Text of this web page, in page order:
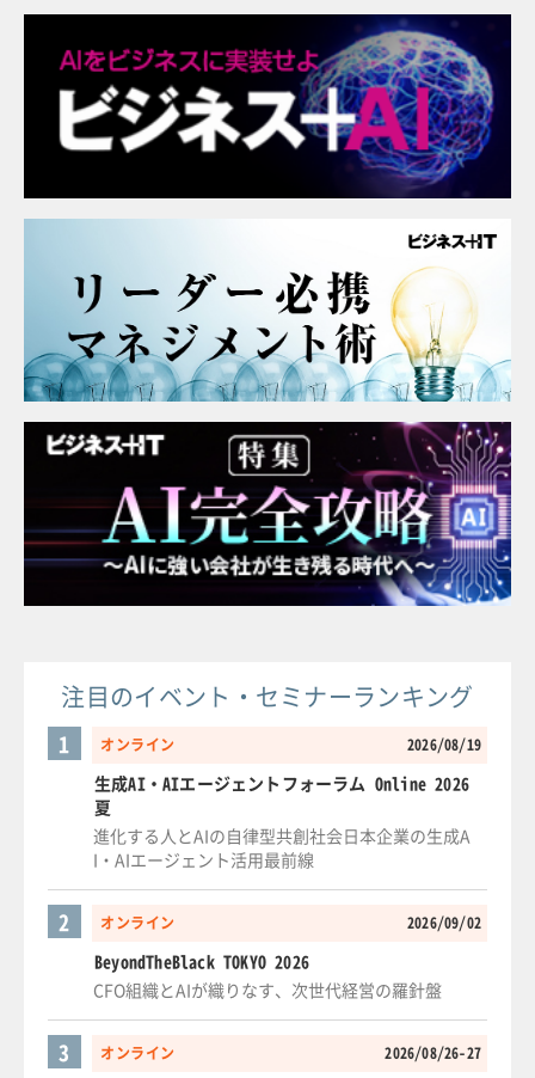
注目のイベント・セミナーランキング
オンライン 2026/08/19
1
生成AI・AIエージェントフォーラム Online 2026
夏
進化する人とAIの自律型共創社会日本企業の生成A
I・AIエージェント活用最前線
オンライン 2026/09/02
2
BeyondTheBlack TOKYO 2026
CFO組織とAIが織りなす、次世代経営の羅針盤
オンライン 2026/08/26-27
3